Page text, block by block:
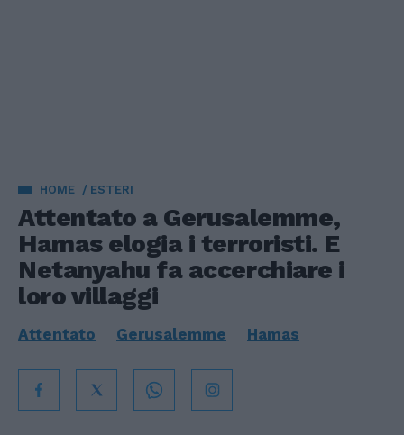
HOME ESTERI
Attentato a Gerusalemme,
Hamas elogia i terroristi. E
Netanyahu fa accerchiare i
loro villaggi
Attentato Gerusalemme Hamas